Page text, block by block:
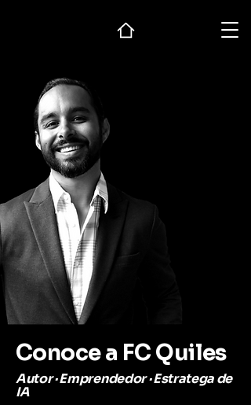
Conoce a FC Quiles
Autor · Emprendedor · Estratega de
IA